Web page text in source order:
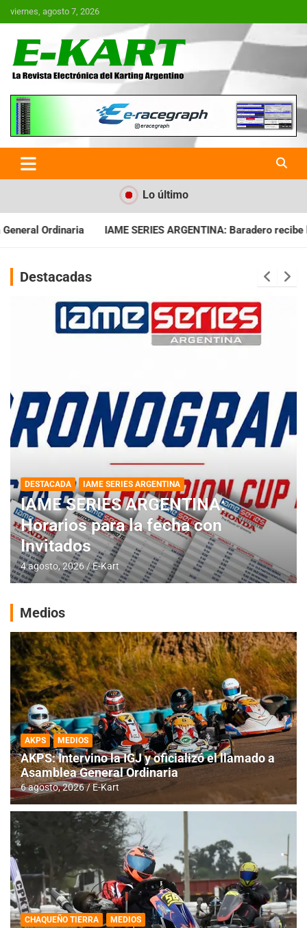
Saltar
al
viernes, agosto 7, 2026
E-Kart.com.ar | La Revista
Electrónica del Karting en
Argentina
Lo último
ARGENTINA: Baradero recibe la fecha especial con Invitados
Destacadas
DESTACADA INFORME CENTRAL RMC BUENOS AIRES
RMC BUENOS AIRES: Cerró una
jornada histórica en Baradero
4 agosto, 2026 E-Kart
Medios
AKPS MEDIOS
AKPS: Intervino la IGJ y oficializó el llamado a
Asamblea General Ordinaria
6 agosto, 2026 E-Kart
CHAQUEÑO TIERRA MEDIOS